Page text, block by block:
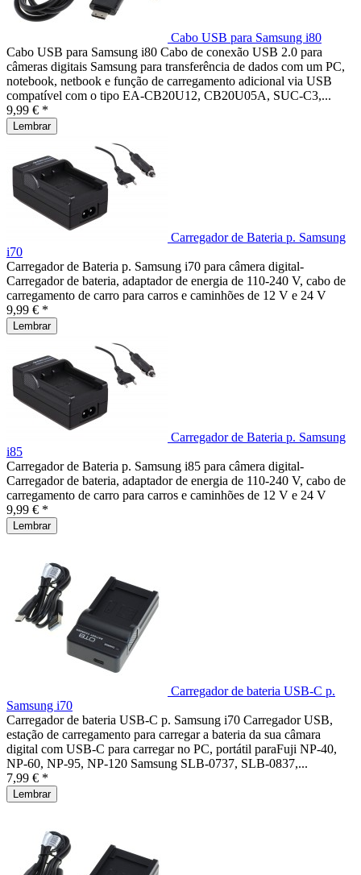
Cabo USB para Samsung i80
Cabo USB para Samsung i80 Cabo de conexão USB 2.0 para
câmeras digitais Samsung para transferência de dados com um PC,
notebook, netbook e função de carregamento adicional via USB
compatível com o tipo EA-CB20U12, CB20U05A, SUC-C3,...
9,99 € *
Lembrar
Carregador de Bateria p. Samsung
i70
Carregador de Bateria p. Samsung i70 para câmera digital-
Carregador de bateria, adaptador de energia de 110-240 V, cabo de
carregamento de carro para carros e caminhões de 12 V e 24 V
9,99 € *
Lembrar
Carregador de Bateria p. Samsung
i85
Carregador de Bateria p. Samsung i85 para câmera digital-
Carregador de bateria, adaptador de energia de 110-240 V, cabo de
carregamento de carro para carros e caminhões de 12 V e 24 V
9,99 € *
Lembrar
Carregador de bateria USB-C p.
Samsung i70
Carregador de bateria USB-C p. Samsung i70 Carregador USB,
estação de carregamento para carregar a bateria da sua câmara
digital com USB-C para carregar no PC, portátil paraFuji NP-40,
NP-60, NP-95, NP-120 Samsung SLB-0737, SLB-0837,...
7,99 € *
Lembrar